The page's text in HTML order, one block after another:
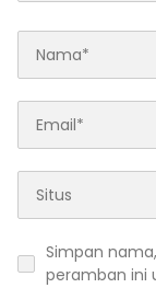
Simpan
peramban ini